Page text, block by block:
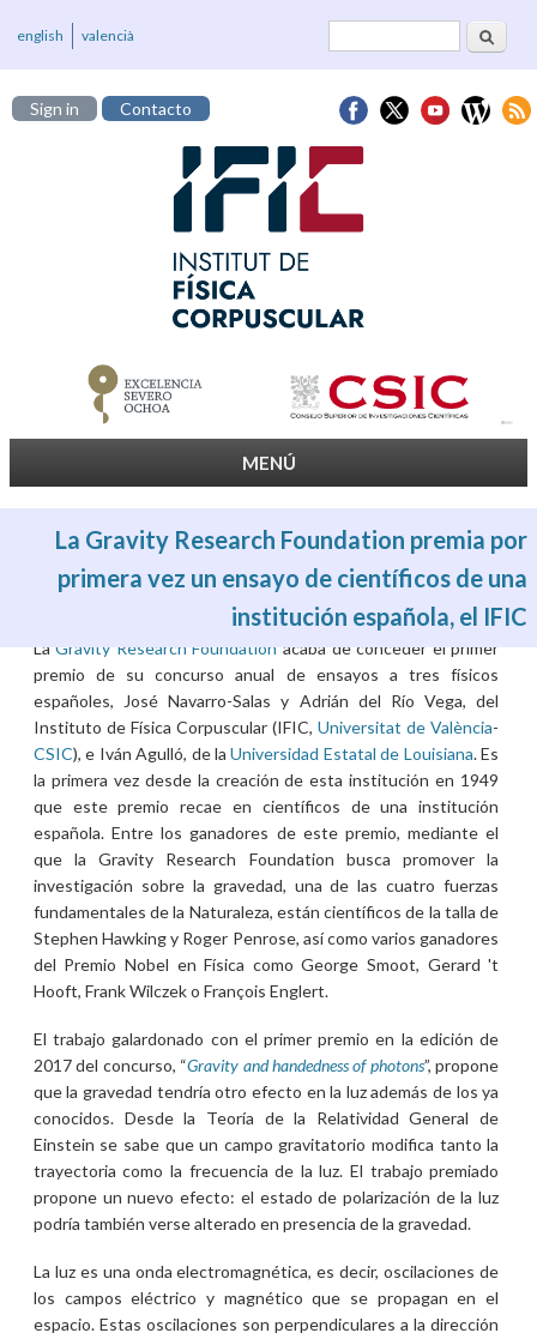
Formulario deBuscar
english valencià
Sign in Contacto
MENÚ
La Gravity Research Foundation premia por
primera vez un ensayo de científicos de una
institución española, el IFIC
LaGravity Research Foundationacaba de conceder el primer
premio de su concurso anual de ensayos a tres físicos
españoles, José Navarro-Salas y Adrián del Río Vega, del
Instituto de Física Corpuscular (IFIC,Universitat de València-
CSIC), e Iván Agulló, de laUniversidad Estatal de Louisiana. Es
la primera vez desde la creación de esta institución en 1949
que este premio recae en científicos de una institución
española. Entre los ganadores de este premio, mediante el
que la Gravity Research Foundation busca promover la
investigación sobre la gravedad, una de las cuatro fuerzas
fundamentales de la Naturaleza, están científicos de la talla de
Stephen Hawking y Roger Penrose, así como varios ganadores
del Premio Nobel en Física como George Smoot, Gerard 't
Hooft, Frank Wilczek o François Englert.
El trabajo galardonado con el primer premio en la edición de
2017 del concurso, “Gravity and handedness of photons”, propone
que la gravedad tendría otro efecto en la luz además de los ya
conocidos. Desde la Teoría de la Relatividad General de
Einstein se sabe que un campo gravitatorio modifica tanto la
trayectoria como la frecuencia de la luz. El trabajo premiado
propone un nuevo efecto: el estado de polarización de la luz
podría también verse alterado en presencia de la gravedad.
La luz es una onda electromagnética, es decir, oscilaciones de
los campos eléctrico y magnético que se propagan en el
espacio. Estas oscilaciones son perpendiculares a la dirección